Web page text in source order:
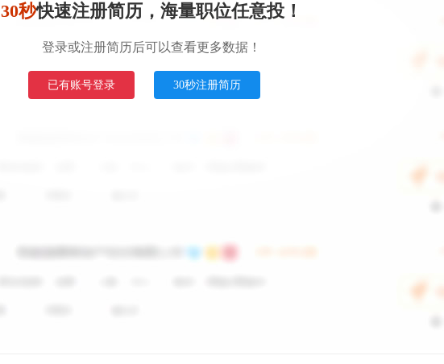
30秒快速注册简历，海量职位任意投！
登录或注册简历后可以查看更多数据！
已有账号登录 30秒注册简历